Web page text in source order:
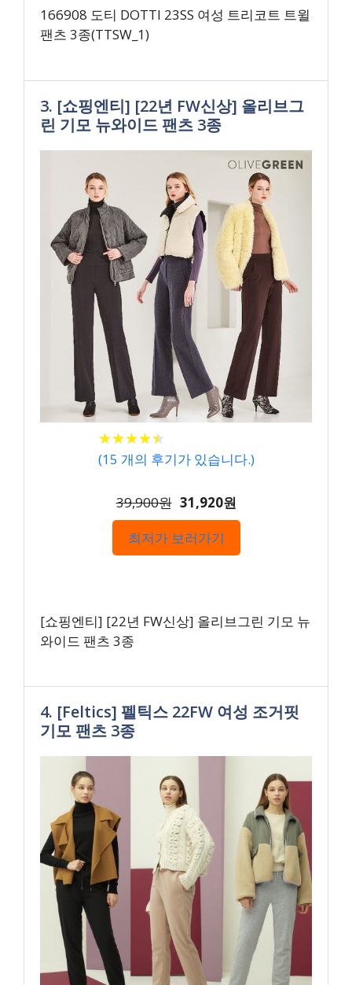
166908 도티 DOTTI 23SS 여성 트리코트 트윌
팬츠 3종(TTSW_1)
3. [쇼핑엔티] [22년 FW신상] 올리브그
린 기모 뉴와이드 팬츠 3종
★★★★★
★★★★★
(15 개의 후기가 있습니다.)
39,900원 31,920원
최저가 보러가기
[쇼핑엔티] [22년 FW신상] 올리브그린 기모 뉴
와이드 팬츠 3종
4. [Feltics] 펠틱스 22FW 여성 조거핏
기모 팬츠 3종